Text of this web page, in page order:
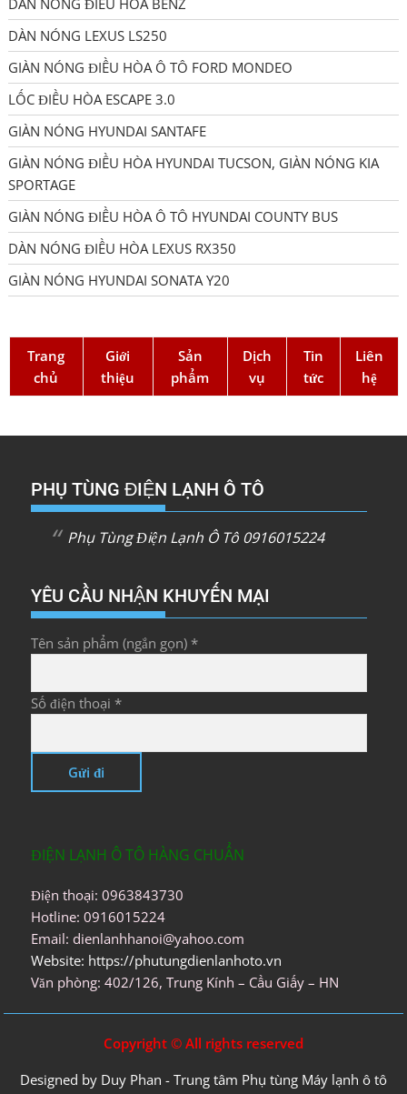
DÀN NÓNG ĐIỀU HÒA BENZ
DÀN NÓNG LEXUS LS250
GIÀN NÓNG ĐIỀU HÒA Ô TÔ FORD MONDEO
LỐC ĐIỀU HÒA ESCAPE 3.0
GIÀN NÓNG HYUNDAI SANTAFE
GIÀN NÓNG ĐIỀU HÒA HYUNDAI TUCSON, GIÀN NÓNG KIA
SPORTAGE
GIÀN NÓNG ĐIỀU HÒA Ô TÔ HYUNDAI COUNTY BUS
DÀN NÓNG ĐIỀU HÒA LEXUS RX350
GIÀN NÓNG HYUNDAI SONATA Y20
Trang
chủ
Giới
thiệu
Sản
phẩm
Dịch
vụ
Tin
tức
Liên
hệ
PHỤ TÙNG ĐIỆN LẠNH Ô TÔ
Phụ Tùng Điện Lạnh Ô Tô 0916015224
YÊU CẦU NHẬN KHUYẾN MẠI
Tên sản phẩm (ngắn gọn) *
Số điện thoại *
ĐIỆN LẠNH Ô TÔ HÀNG CHUẨN
Điện thoại: 0963843730
Hotline: 0916015224
Email: dienlanhhanoi@yahoo.com
Website: https://phutungdienlanhoto.vn
Văn phòng: 402/126, Trung Kính – Cầu Giấy – HN
Copyright © All rights reserved
Designed by Duy Phan - Trung tâm Phụ tùng Máy lạnh ô tô